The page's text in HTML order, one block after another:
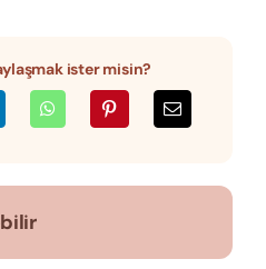
ister misin?